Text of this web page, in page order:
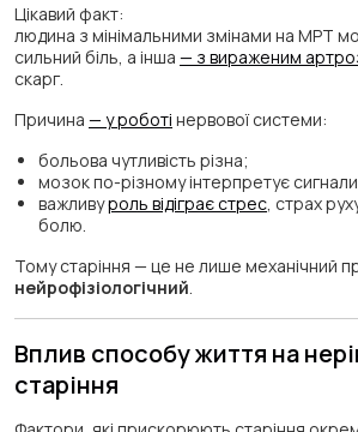
Цікавий факт:
людина з мінімальними змінами на МРТ
сильний біль, а інша — з вираженим
скарг.
Причина — у роботі нервової системи:
больова чутливість різна;
мозок по-різному інтерпретує
важливуроль відіграє стрес , страх
болю.
Тому старіння — це не лише механічний
нейрофізіологічний
Вплив способу життя на
старіння